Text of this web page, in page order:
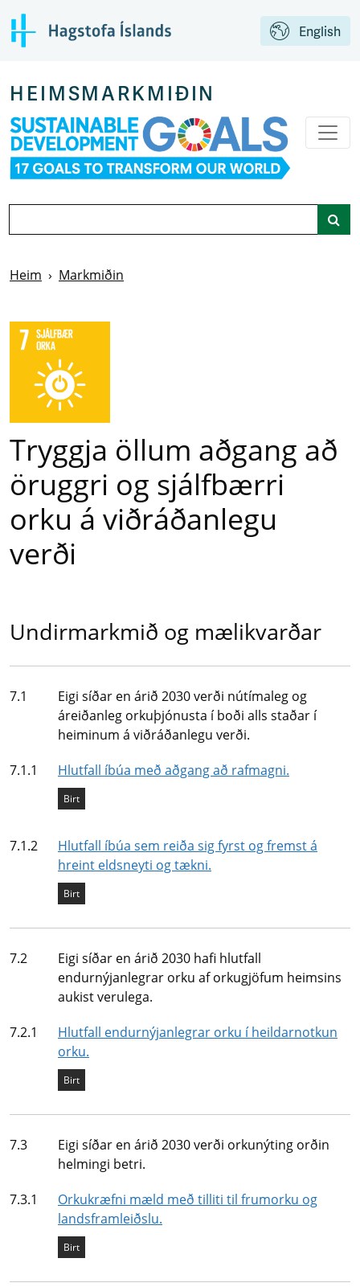
English
HEIMSMARKMIÐIN
Heim Markmiðin
Tryggja öllum aðgang að
öruggri og sjálfbærri
orku á viðráðanlegu
verði
Undirmarkmið og mælikvarðar
Undirmarkmið
7.1
Eigi síðar en árið 2030 verði nútímaleg og
áreiðanleg orkuþjónusta í boði alls staðar í
heiminum á viðráðanlegu verði.
Mælikvarði
7.1.1
Hlutfall íbúa með aðgang að rafmagni.
Staða mælikvarða
Birt
Mælikvarði
7.1.2
Hlutfall íbúa sem reiða sig fyrst og fremst á
hreint eldsneyti og tækni.
Staða mælikvarða
Birt
Undirmarkmið
7.2
Eigi síðar en árið 2030 hafi hlutfall
endurnýjanlegrar orku af orkugjöfum heimsins
aukist verulega.
Mælikvarði
7.2.1
Hlutfall endurnýjanlegrar orku í heildarnotkun
orku.
Staða mælikvarða
Birt
Undirmarkmið
7.3
Eigi síðar en árið 2030 verði orkunýting orðin
helmingi betri.
Mælikvarði
7.3.1
Orkukræfni mæld með tilliti til frumorku og
landsframleiðslu.
Staða mælikvarða
Birt